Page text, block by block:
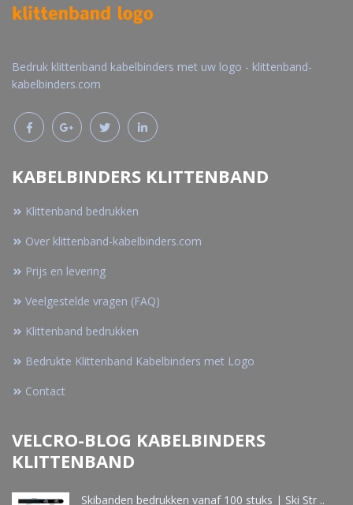
Bedruk klittenband kabelbinders met uw logo - klittenband-
kabelbinders.com
KABELBINDERS KLITTENBAND
Klittenband bedrukken
Over klittenband-kabelbinders.com
Prijs en levering
Veelgestelde vragen (FAQ)
Klittenband bedrukken
Bedrukte Klittenband Kabelbinders met Logo
Contact
VELCRO-BLOG KABELBINDERS
KLITTENBAND
Skibanden bedrukken vanaf 100 stuks | Ski Str ..